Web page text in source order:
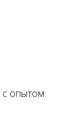
с опытом